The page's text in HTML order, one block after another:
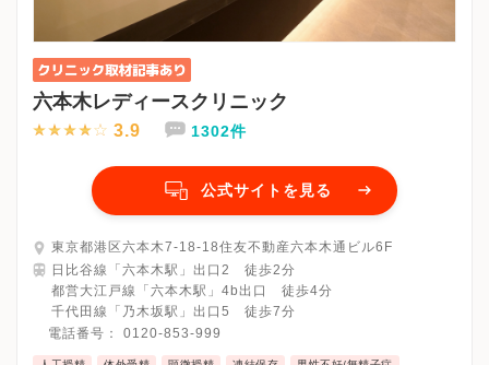
六本木レディースクリニック
3.9 1302件
公式サイトを見る
東京都港区六本木7-18-18住友不動産六本木通ビル6F
日比谷線「六本木駅」出口2 徒歩2分
都営大江戸線「六本木駅」4b出口 徒歩4分
千代田線「乃木坂駅」出口5 徒歩7分
電話番号： 0120-853-999